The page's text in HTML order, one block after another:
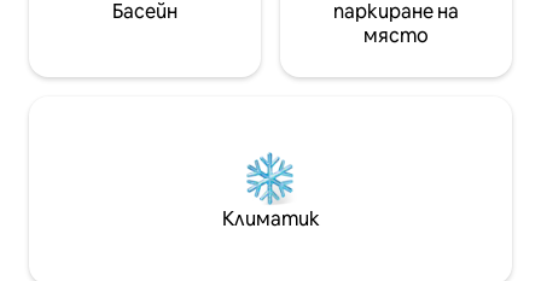
Басейн
паркиране на
място
Климатик